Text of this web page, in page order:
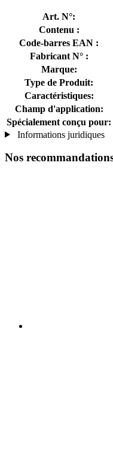
Art. N°:
Contenu :
Code-barres EAN :
Fabricant N° :
Marque:
Type de Produit:
Caractéristiques:
Champ d'application:
Spécialement conçu pour:
Informations juridiques
Nos